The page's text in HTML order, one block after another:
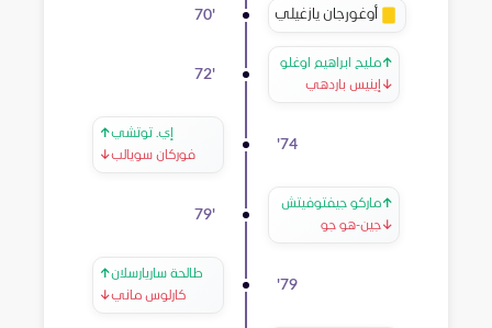
أوغورجان يازغيلي 70'
↑مليح ابراهيم اوغلو
↓ إينيس باردهي
72'
74
'
↑إي. توتشي
↓فوركان سويالب
↑ماركو جيفتوفيتش
↓جين-هو جو
79'
79
'
↑طالحة ساريارسلان
↓كارلوس ماني